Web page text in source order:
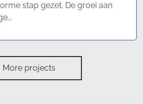
stap gezet. De groei aan
More projects